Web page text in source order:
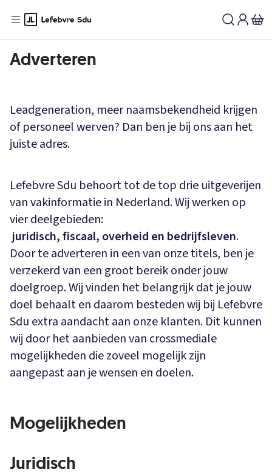
Adverteren
Leadgeneration, meer naamsbekendheid krijgen
of personeel werven? Dan ben je bij ons aan het
juiste adres.
Lefebvre Sdu behoort tot de top drie uitgeverijen
van vakinformatie in Nederland. Wij werken op
vier deelgebieden:
juridisch, fiscaal, overheid en bedrijfsleven.
Door te adverteren in een van onze titels, ben je
verzekerd van een groot bereik onder jouw
doelgroep. Wij vinden het belangrijk dat je jouw
doel behaalt en daarom besteden wij bij Lefebvre
Sdu extra aandacht aan onze klanten. Dit kunnen
wij door het aanbieden van crossmediale
mogelijkheden die zoveel mogelijk zijn
aangepast aan je wensen en doelen.
Mogelijkheden
Juridisch